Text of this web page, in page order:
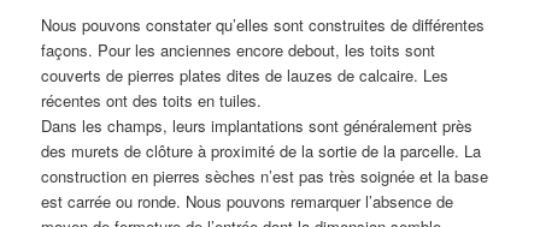
Nous pouvons constater qu’elles sont construites de différentes
façons. Pour les anciennes encore debout, les toits sont
couverts de pierres plates dites de lauzes de calcaire. Les
récentes ont des toits en tuiles.
Dans les champs, leurs implantations sont généralement près
des murets de clôture à proximité de la sortie de la parcelle. La
construction en pierres sèches n’est pas très soignée et la base
est carrée ou ronde. Nous pouvons remarquer l’absence de